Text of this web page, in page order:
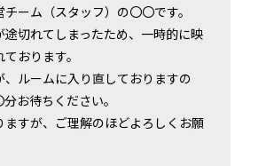
ーム（スタッフ）の〇〇です。
途切れてしまったため、一時的に映
おります。
、ルームに入り直しておりますの
お待ちください。
ますが、ご理解のほどよろしくお願